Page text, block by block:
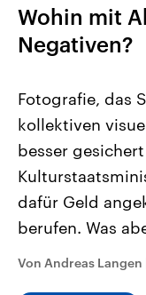
Landtagswahl
2026
Alle Informationen
Sachsen-Anhalt
September 2026
Landtag. Seit 2021
Bundesland von
Umfragen,
Wahlprogramme,
Wohin mit
Negativen?
Fotografie, das
kollektiven
besser
dafür Geld
berufen. Was
Von Andreas Langen